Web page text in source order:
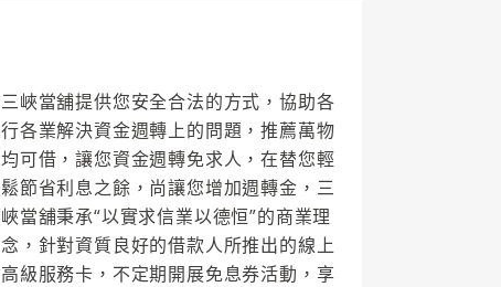
三峽當舖提供您安全合法的方式，協助各
行各業解決資金週轉上的問題，推薦萬物
均可借，讓您資金週轉免求人，在替您輕
鬆節省利息之餘，尚讓您增加週轉金，三
峽當舖秉承“以實求信業以德恒”的商業理
念，針對資質良好的借款人所推出的線上
高級服務卡，不定期開展免息券活動，享